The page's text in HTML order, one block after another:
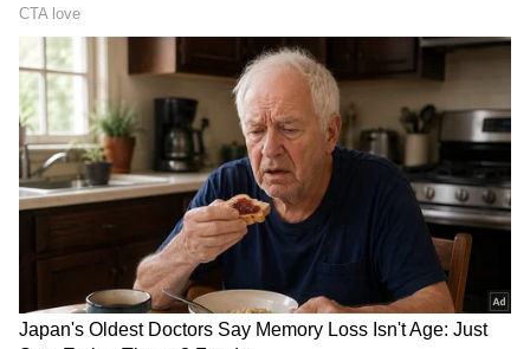
DOWNLOAD APP
ಕರ್ನಾಟಕ, ಭಾರತ (India News) ಮತ್ತು ಜಗತ್ತಿನ
ಕ್ಷಣಕ್ಷಣದ ಕನ್ನಡ ಸುದ್ದಿ (Kannada News)
ಅಪ್ಡೇಟ್‌ಗಳಿಗಾಗಿ ಏಷ್ಯಾನೆಟ್ ಸುವರ್ಣ ನ್ಯೂಸ್‌ ಫಾಲೋ
ಮಾಡಿ. ಬ್ರೇಕಿಂಗ್ ಸುದ್ದಿ (Latest Kannada News),
ವಿಶೇಷ ವರದಿಗಳು ಮತ್ತು ನೇರ ಪ್ರಸಾರಗಳೊಂದಿಗೆ
kannada news live
) ಸಂಪೂರ್ಣ ಮಾಹಿತಿ ಒಂದೇ
ಕ್ಲಿಕ್‌ನಲ್ಲಿ ಲಭ್ಯ. ಏಷ್ಯಾನೆಟ್ ಸುವರ್ಣ ನ್ಯೂಸ್ ಅಧಿಕೃತ
ಆ್ಯಪ್ ಡೌನ್‌ಲೋಡ್ ಮಾಡಿ ಹಾಗು ಎಲ್ಲಾ ಅಪ್‌ಡೇಟ್